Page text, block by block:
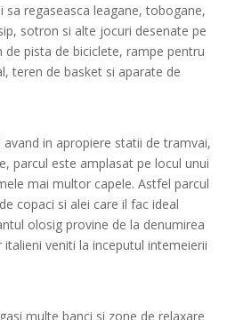
sa regaseasca leagane, tobogane,
sotron si alte jocuri desenate pe
pista de biciclete, rampe pentru
teren de basket si aparate de
in apropiere statii de tramvai,
parcul este amplasat pe locul unui
mai multor capele. Astfel parcul
copaci si alei care il fac ideal
olosig provine de la denumirea
veniti la inceputul intemeierii
multe banci si zone de relaxare